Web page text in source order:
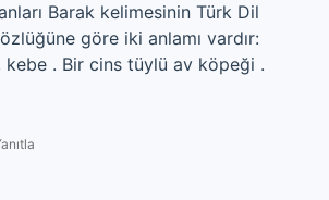
Barak kelimesinin Türk Dil
göre iki anlamı vardır:
kebe . Bir cins tüylü av köpeği .